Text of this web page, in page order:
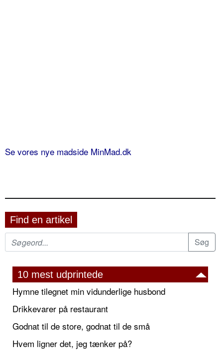
Se vores nye madside MinMad.dk
Find en artikel
10 mest udprintede
Hymne tilegnet min vidunderlige husbond
Drikkevarer på restaurant
Godnat til de store, godnat til de små
Hvem ligner det, jeg tænker på?